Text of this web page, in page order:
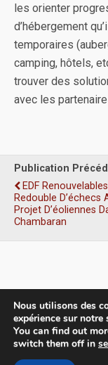
les orienter
d’hébergement
temporaires
camping, hôtels,
trouver des
avec les
Publication
EDF Renouvelables
Redouble D’échecs
Projet D’éoliennes
Chambaran
Nous utilisons des
expérience sur notre
You can find out
switch them off in